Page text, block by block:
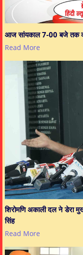
आज सांयकाल 7-00 बजे तक
Read More
शिरोमणि अकाली दल ने डेरा
सिंह
Read More